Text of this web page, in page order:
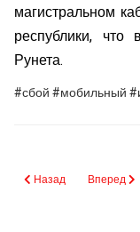
магистральном
республики,
Рунета.
#сбой #мобильный
Предыдущий:
Назад Вперед